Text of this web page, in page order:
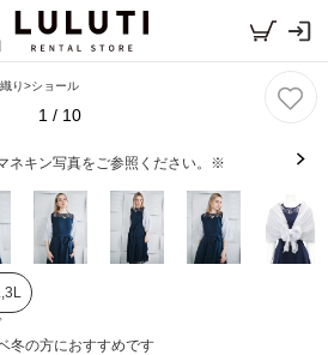
り>ショール
1 / 10
ネキン写真をご参照ください。※
冬の方におすすめです